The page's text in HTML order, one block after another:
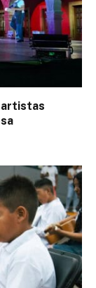
artistas